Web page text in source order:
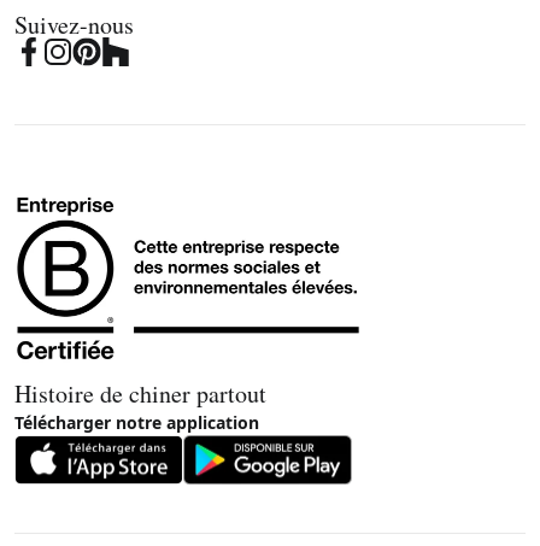
Suivez-nous
Histoire de chiner partout
Télécharger notre application